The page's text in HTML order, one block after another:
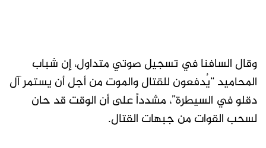
وقال السافنا في تسجيل صوتي متداول، إن شباب
المحاميد “يُدفعون للقتال والموت من أجل أن يستمر آل
دقلو في السيطرة”، مشدداً على أن الوقت قد حان
لسحب القوات من جبهات القتال.